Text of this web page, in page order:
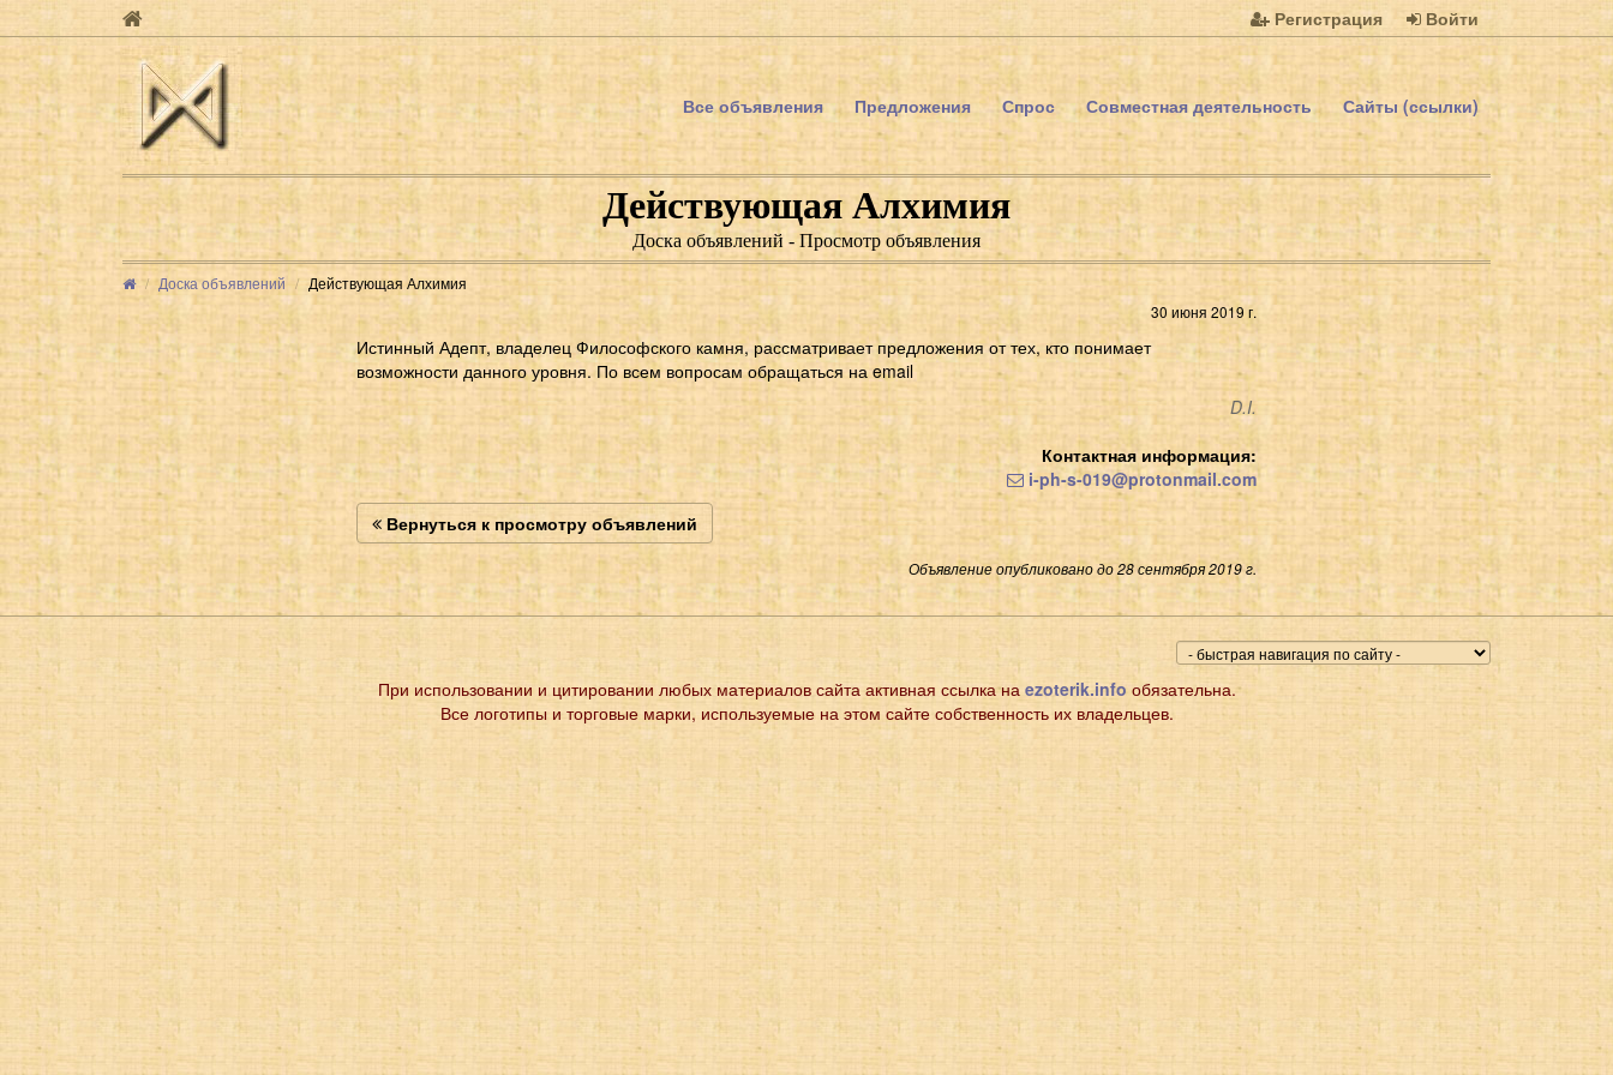
Регистрация Войти
Все объявления Предложения Спрос Совместная деятельность Сайты (ссылки)
Действующая Алхимия
Доска объявлений - Просмотр объявления
Доска объявлений
Действующая Алхимия
30 июня 2019 г.
Истинный Адепт, владелец Философского камня, рассматривает предложения от тех, кто понимает
возможности данного уровня. По всем вопросам обращаться на email
D.I.
Контактная информация:
i-ph-s-019@protonmail.com
Вернуться к просмотру объявлений
Объявление опубликовано до 28 сентября 2019 г.
При использовании и цитировании любых материалов сайта активная ссылка на ezoterik.infoобязательна.
Все логотипы и торговые марки, используемые на этом сайте собственность их владельцев.